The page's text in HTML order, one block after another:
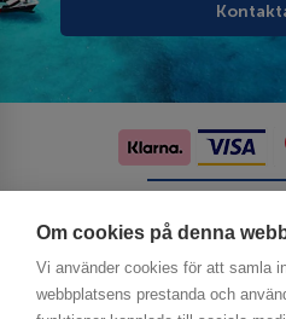
Om cookies på denna
Vi använder cookies för att samla
webbplatsens prestanda och
Följ oss på